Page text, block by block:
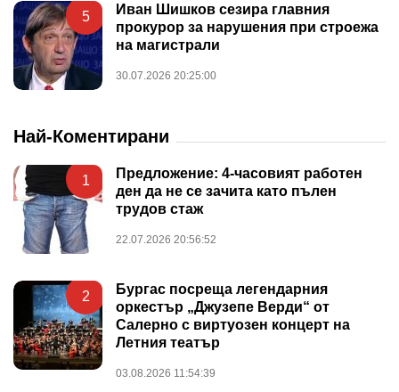
5
Иван Шишков сезира главния
прокурор за нарушения при строежа
на магистрали
30.07.2026 20:25:00
Най-Коментирани
1
Предложение: 4-часовият работен
ден да не се зачита като пълен
трудов стаж
22.07.2026 20:56:52
2
Бургас посреща легендарния
оркестър „Джузепе Верди“ от
Салерно с виртуозен концерт на
Летния театър
03.08.2026 11:54:39